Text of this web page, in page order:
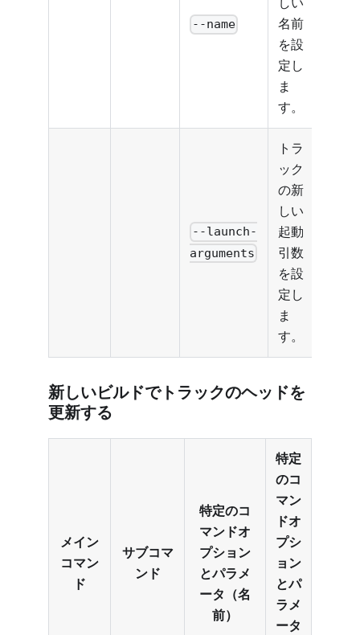
--name
しい
名前
を設
定し
ま
す。
--launch-
arguments
トラ
ック
の新
しい
起動
引数
を設
定し
ま
す。
新しいビルドでトラックのヘッドを
更新する
メイン
コマン
ド
サブコマ
ンド
特定のコ
マンドオ
プション
とパラメ
ータ（名
前）
特定
のコ
マン
ドオ
プシ
ョン
とパ
ラメ
ータ